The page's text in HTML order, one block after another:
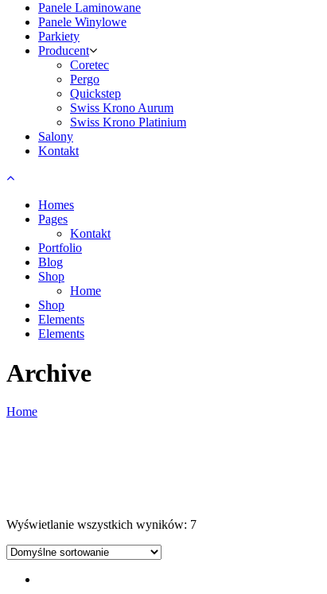
Panele Laminowane
Panele Winylowe
Parkiety
Producent
Coretec
Pergo
Quickstep
Swiss Krono Aurum
Swiss Krono Platinium
Salony
Kontakt
Homes
Pages
Kontakt
Portfolio
Blog
Shop
Home
Shop
Elements
Elements
Archive
Home
Wyświetlanie wszystkich wyników: 7